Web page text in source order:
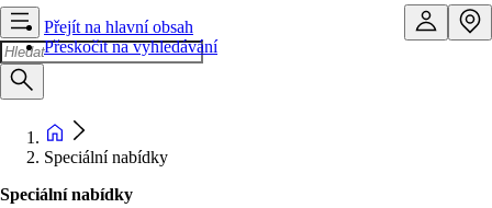
Přejít na hlavní obsah
Přeskočit na vyhledávání
Speciální nabídky
Speciální nabídky